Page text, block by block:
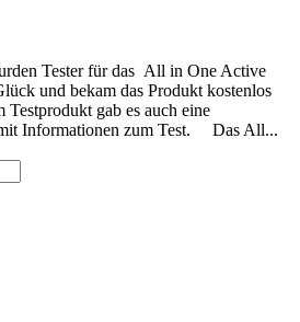
Tester für das All in One Active
und bekam das Produkt kostenlos
gab es auch eine
Informationen zum Test. Das All...